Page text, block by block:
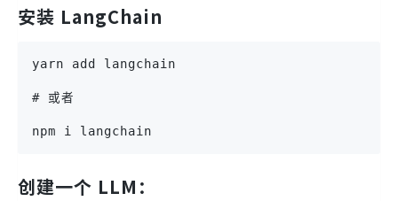
安装 LangChain
yarn add langchain
# 或者
npm i langchain
创建一个 LLM：